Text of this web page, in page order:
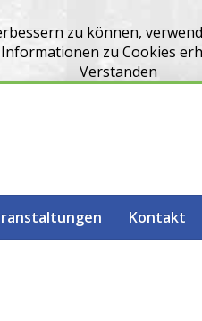
zu können,
zu Cookies
Verstanden
Kontakt